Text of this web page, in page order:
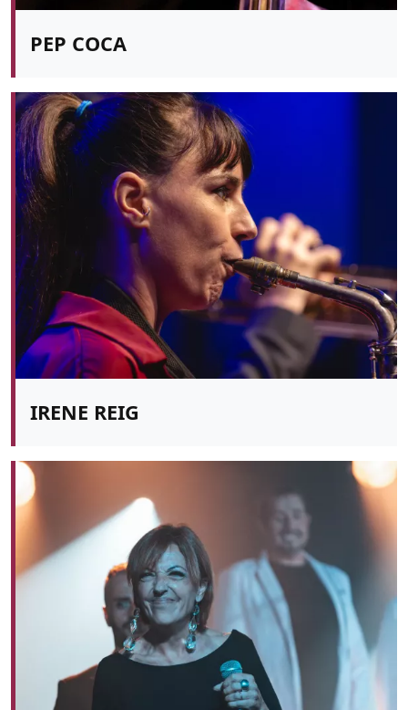
PEP COCA
IRENE REIG